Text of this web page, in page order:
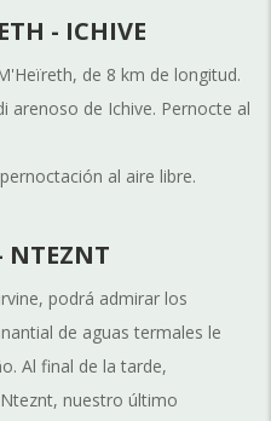
- ICHIVE
de 8 km de longitud.
arenoso de Ichive. Pernocte al
al aire libre.
NTEZNT
podrá admirar los
de aguas termales le
Al final de la tarde,
nuestro último